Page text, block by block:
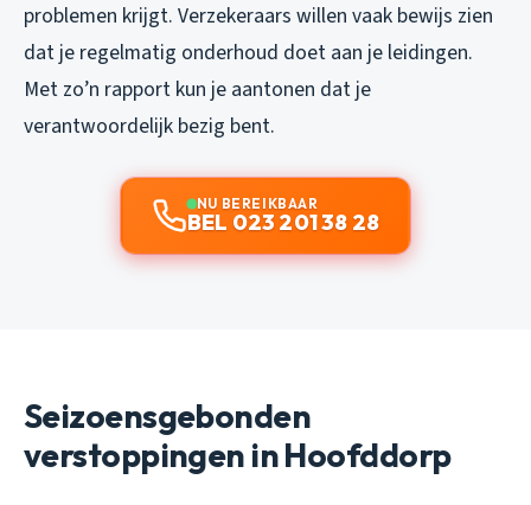
problemen krijgt. Verzekeraars willen vaak bewijs zien
dat je regelmatig onderhoud doet aan je leidingen.
Met zo’n rapport kun je aantonen dat je
verantwoordelijk bezig bent.
NU BEREIKBAAR
BEL 023 201 38 28
Seizoensgebonden
verstoppingen in Hoofddorp